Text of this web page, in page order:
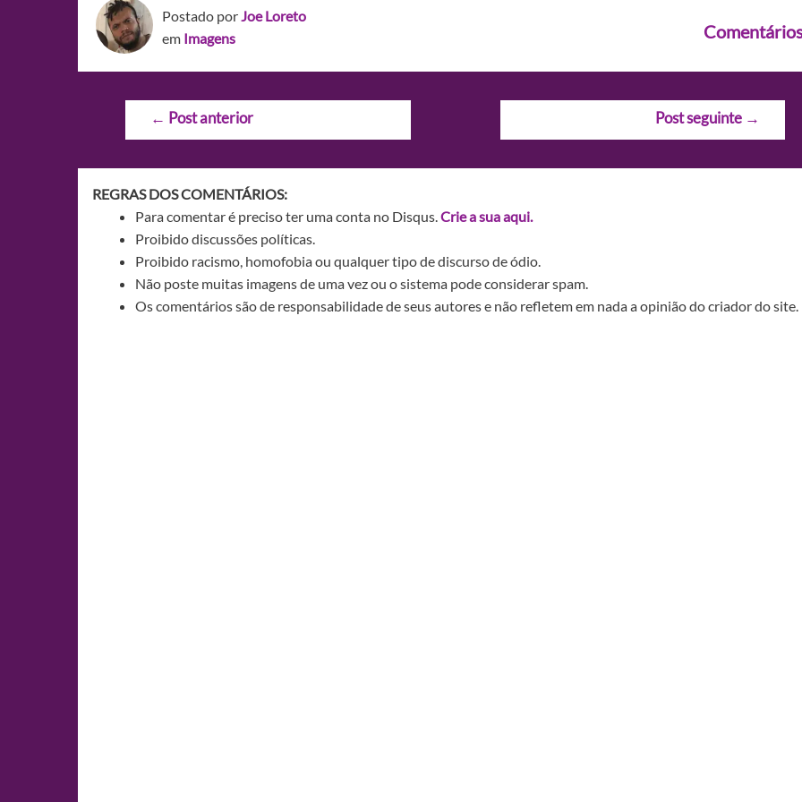
Postado porJoe Loreto
em Imagens
Navegação
← Post anterior Post seguinte →
REGRAS DOS COMENTÁRIOS:
Para comentar é preciso ter uma conta no Disqus.Crie a sua aqui.
Proibido discussões políticas.
Proibido racismo, homofobia ou qualquer tipo de discurso de ódio.
Não poste muitas imagens de uma vez ou o sistema pode considerar spam.
Os comentários são de responsabilidade de seus autores e não refletem em nada a opinião do criador do site.